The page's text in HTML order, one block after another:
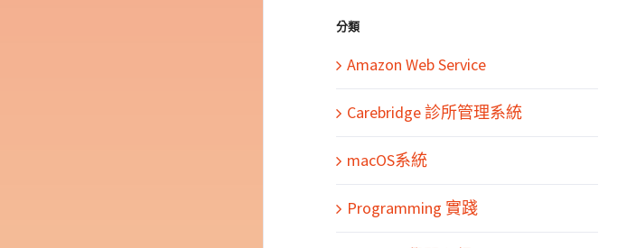
分類
Amazon Web Service
Carebridge 診所管理系統
macOS系統
Programming 實踐